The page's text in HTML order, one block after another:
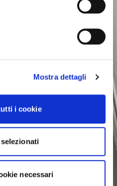
Mostra dettagli
i cookie
necessari